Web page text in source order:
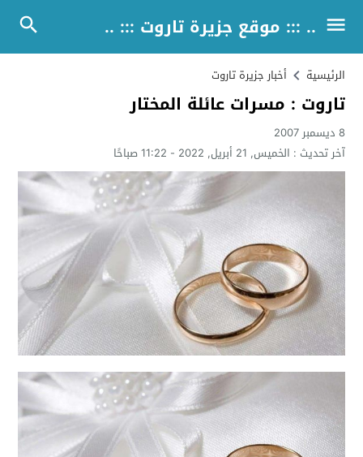
.. ::: موقع جزيرة تاروت ::: ..
الرئيسية أخبار جزيرة تاروت
تاروت : مسرات عائلة المختار
8 ديسمبر 2007
آخر تحديث : الخميس, 21 أبريل, 2022 - 11:22 صباحًا